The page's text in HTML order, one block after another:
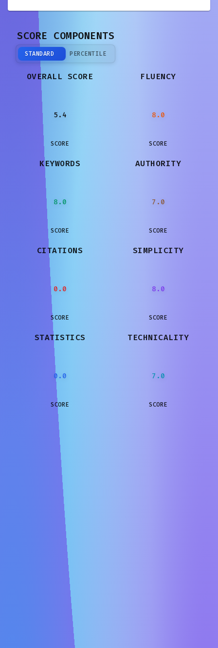
SCORE COMPONENTS
STANDARD PERCENTILE
OVERALL SCORE
5.4
SCORE
FLUENCY
8.0
SCORE
KEYWORDS
8.0
SCORE
AUTHORITY
7.0
SCORE
CITATIONS
0.0
SCORE
SIMPLICITY
8.0
SCORE
STATISTICS
0.0
SCORE
TECHNICALITY
7.0
SCORE